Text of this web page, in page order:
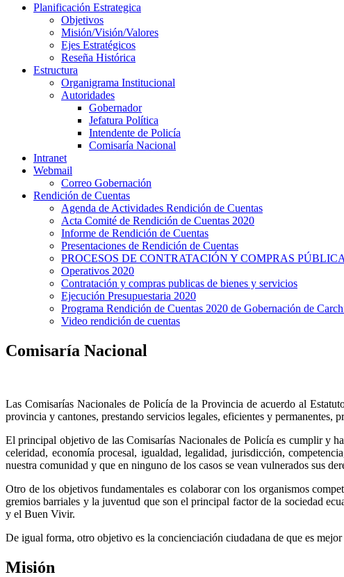
Planificación Estrategica
Objetivos
Misión/Visión/Valores
Ejes Estratégicos
Reseña Histórica
Estructura
Organigrama Institucional
Autoridades
Gobernador
Jefatura Política
Intendente de Policía
Comisaría Nacional
Intranet
Webmail
Correo Gobernación
Rendición de Cuentas
Agenda de Actividades Rendición de Cuentas
Acta Comité de Rendición de Cuentas 2020
Informe de Rendición de Cuentas
Presentaciones de Rendición de Cuentas
PROCESOS DE CONTRATACIÓN Y COMPRAS
Operativos 2020
Contratación y compras publicas de bienes y servicios
Ejecución Presupuestaria 2020
Programa Rendición de Cuentas 2020 de Gobernación de
Video rendición de cuentas
Comisaría Nacional
Las Comisarías Nacionales de Policía de la Provincia de acuerdo al
provincia y cantones, prestando servicios legales, eficientes y permanentes,
El principal objetivo de las Comisarías Nacionales de Policía es cumplir y
celeridad, economía procesal, igualdad, legalidad, jurisdicción,
nuestra comunidad y que en ninguno de los casos se vean vulnerados sus
Otro de los objetivos fundamentales es colaborar con los organismos
gremios barriales y la juventud que son el principal factor de la sociedad
y el Buen Vivir.
De igual forma, otro objetivo es la concienciación ciudadana de que es
Misión